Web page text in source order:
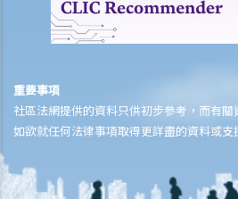
若然我對條例所給予的補償感到不滿，或
全措施，我可否進一步提出申索？
保險
人壽保險
受保人已失蹤了數年，其保單受益人可否
在處理索償時，保險公司會否接受中醫發
如果我的保單已經失效，但我重新繳交保
重要事項
社區法網提供的資料只供初步參考，而有
如欲就任何法律事項取得更詳盡的資料或支